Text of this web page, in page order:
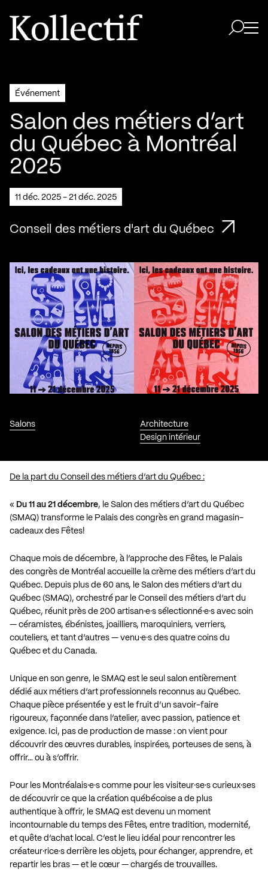
Aller à la page d'accueil
Logo Kollectif
Événement
Salon des métiers d’art
du Québec à Montréal
2025
11 déc. 2025 - 21 déc. 2025
Conseil des métiers d'art du Québec
Salons
Architecture
Design intérieur
De la part du Conseil des métiers d’art du Québec :
« Du 11 au 21 décembre, le Salon des métiers d’art du Québec
(SMAQ) transforme le Palais des congrès en grand magasin-
cadeaux des Fêtes!
Chaque mois de décembre, à l’approche des Fêtes, le Palais
des congrès de Montréal accueille la crème des métiers d’art du
Québec. Depuis plus de 60 ans, le Salon des métiers d’art du
Québec (SMAQ), orchestré par le Conseil des métiers d’art du
Québec, réunit près de 200 artisan·e·s sélectionné·e·s avec soin
— céramistes, ébénistes, joailliers, maroquiniers, verriers,
couteliers, et tant d’autres — venu·e·s des quatre coins du
Québec et du Canada.
Unique en son genre, le SMAQ est le seul salon entièrement
dédié aux métiers d’art professionnels reconnus au Québec.
Chaque pièce présentée y est le fruit d’un savoir-faire
rigoureux, façonnée dans l’atelier, avec passion, patience et
exigence. Ici, pas de production de masse : on vient pour
découvrir des œuvres durables, inspirées, porteuses de sens, à
offrir… ou à s’offrir.
Pour les Montréalais·e·s comme pour les visiteur·se·s curieux·ses
de découvrir ce que la création québécoise a de plus
authentique à offrir, le SMAQ est devenu un moment
incontournable du temps des Fêtes, entre tradition, modernité,
et quête d’achat local. C’est le lieu idéal pour rencontrer les
créateur·rice·s derrière les objets, pour échanger, apprendre, et
repartir les bras — et le cœur — chargés de trouvailles.